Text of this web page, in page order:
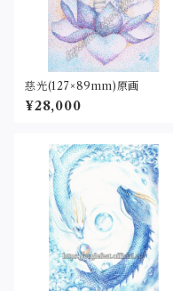
慈光(127×89mm)原画
¥28,000